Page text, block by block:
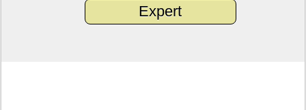
Expert